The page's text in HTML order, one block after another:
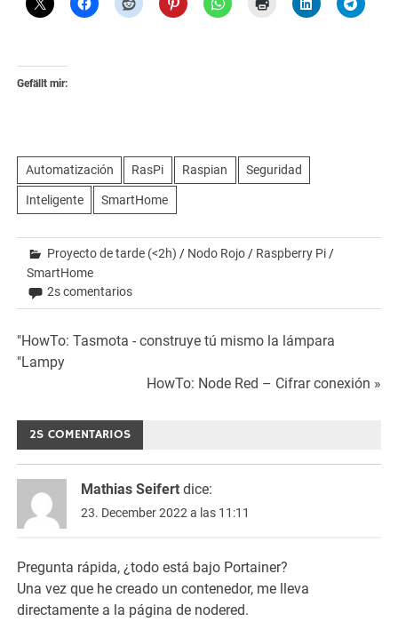
Gefällt mir:
Automatización RasPi Raspian Seguridad
Inteligente SmartHome
Proyecto de tarde (<2h) / Nodo Rojo / Raspberry Pi /
SmartHome
2s comentarios
Beitrags-
"HowTo: Tasmota - construye tú mismo la lámpara
"Lampy
HowTo: Node Red – Cifrar conexión »
2S COMENTARIOS
Mathias Seifert dice:
23. December 2022 a las 11:11
Pregunta rápida, ¿todo está bajo Portainer?
Una vez que he creado un contenedor, me lleva
directamente a la página de nodered.